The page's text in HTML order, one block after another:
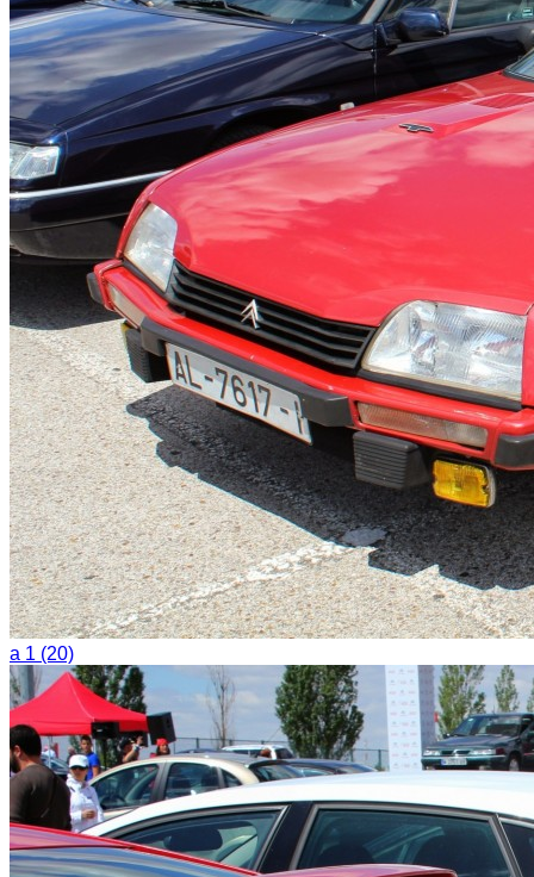
a 1 (20)